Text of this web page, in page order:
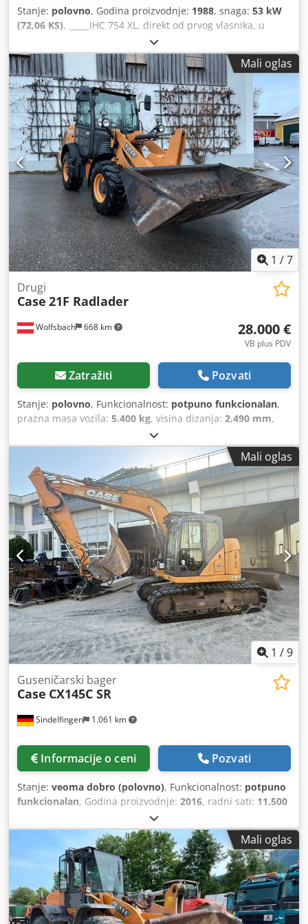
Stanje: polovno, Godina proizvodnje: 1988, snaga: 53 kW
(72,06 KS), _____IHC 754 XL, direkt od prvog vlasnika, u
odličnom stanju. Radni sati: oko 8.600. Godina proizvodnje:
1988. Prednji hidraulični podiznik. Prednji kardanski
prenos. Brzina: 30 km/h. Cena: 24.500,00 evra, neto.
Lokacija: nema podataka. Cjdpfxjzdmuts Alcorf
Mali oglas
1 /7
Wolfsbach 668 km
Drugi
Case 21F Radlader
28.000 €
VB plus PDV
Zatražiti Pozvati
Stanje: polovno, Funkcionalnost: potpuno funkcionalan,
prazna masa vozila: 5.400 kg, visina dizanja: 2.490 mm,
, radni sati:
dužina:5.550 mm, građevinska visina:2.500 mm, tip
, radna širina:1.950 mm, Ostalo
Cjdpswlxgaofx Alcorf Kategorija brzine: 25 Tehničko stanje:
normalno Stanje baterije: normalno
Mali oglas
1 /9
Sindelfingen 1.061 km
Guseničarski bager
Case CX145C SR
Informacije o ceni Pozvati
Stanje: veoma dobro (polovno), Funkcionalnost: potpuno
funkcionalan, Godina proizvodnje: 2016, radni sati: 11.500
, * 11.500 радних сати * Радна тежина 15.700 kg * Снага
мотора 77 kW Codpfxjy Rm H Eo Alcerf * Roadliner *
Хидраулични брзи спој * Клима уређај
Mali oglas